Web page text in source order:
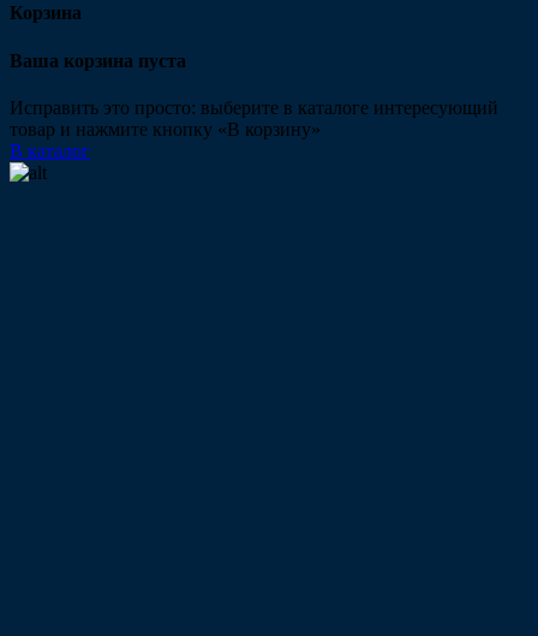
Корзина
Ваша корзина пуста
Исправить это просто: выберите в каталоге интересующий
товар и нажмите кнопку «В корзину»
В каталог